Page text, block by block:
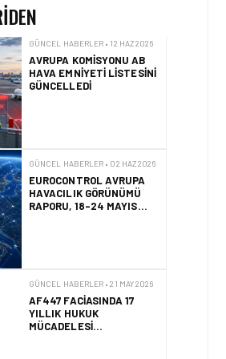
GÜNCEL HABERLER • 02 HAZ 2026
GÜNCEL HABERLER • 21 MAY 2026
HAVACILIK • 10 MAR 2026